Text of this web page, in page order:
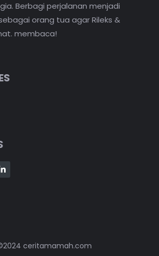
Berbagi perjalanan menjadi
orang tua agar Rileks &
membaca!
ceritamamah.com